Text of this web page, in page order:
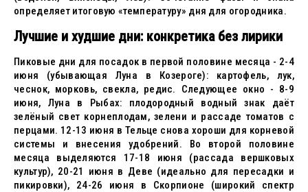
определяет итоговую «температуру» дня для огородника.
Лучшие и худшие дни: конкретика без лирики
Пиковые дни для посадок в первой половине месяца - 2-4
июня (убывающая Луна в Козероге): картофель, лук,
чеснок, морковь, свекла, редис. Следующее окно - 8-9
июня, Луна в Рыбах: плодородный водный знак даёт
зелёный свет корнеплодам, зелени и рассаде томатов с
перцами. 12-13 июня в Тельце снова хороши для корневой
системы и внесения удобрений. Во второй половине
месяца выделяются 17-18 июня (рассада вершковых
культур), 20-21 июня в Деве (идеально для пересадки и
пикировки), 24-26 июня в Скорпионе (широкий спектр